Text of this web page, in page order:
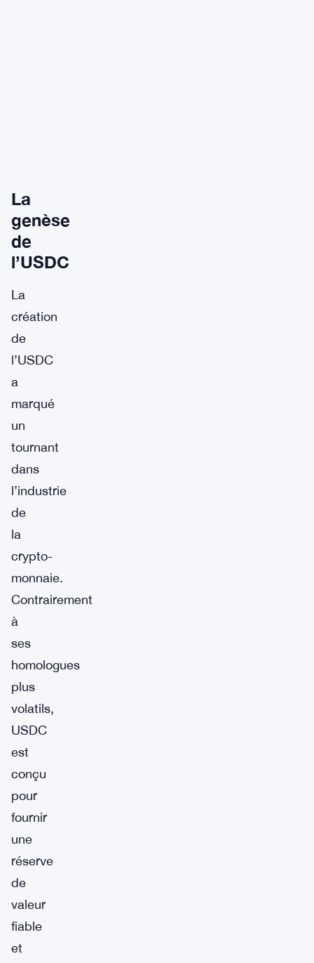
La
genèse
de
l’USDC
La
création
de
l’USDC
a
marqué
un
tournant
dans
l’industrie
de
la
crypto-
monnaie.
Contrairement
à
ses
homologues
plus
volatils,
USDC
est
conçu
pour
fournir
une
réserve
de
valeur
fiable
et